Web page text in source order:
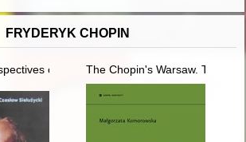
FRYDERYK CHOPIN
on the music of Chopin
The Chopin's Warsaw. The